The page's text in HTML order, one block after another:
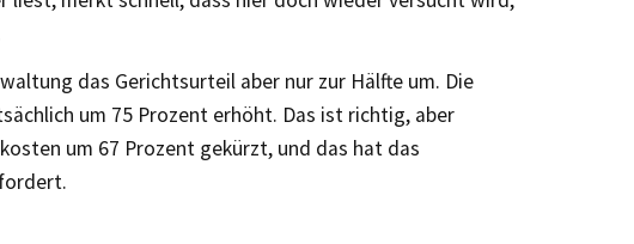
das Gerichtsurteil aber nur zur Hälfte um. Die
um 75 Prozent erhöht. Das ist richtig, aber
um 67 Prozent gekürzt, und das hat das